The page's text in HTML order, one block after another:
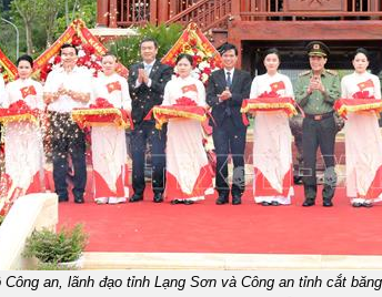
Công an, lãnh đạo tỉnh Lạng Sơn và Công an tỉnh cắt